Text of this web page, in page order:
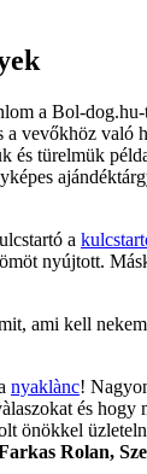
a Bol-dog.hu-
a vevőkhöz való
és türelmük
a
nyújtott.
ami kell
nyaklànc!
és hogy
önökkel
Rolan,